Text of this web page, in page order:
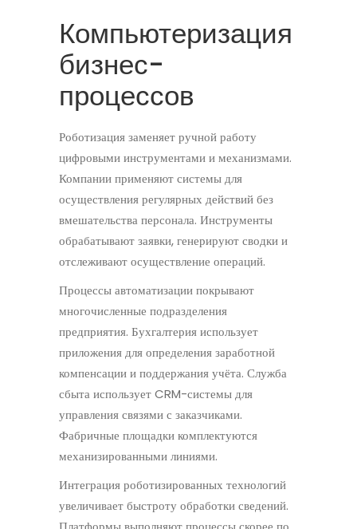
Компьютеризация
бизнес-
процессов
Роботизация заменяет ручной работу
цифровыми инструментами и механизмами.
Компании применяют системы для
осуществления регулярных действий без
вмешательства персонала. Инструменты
обрабатывают заявки, генерируют сводки и
отслеживают осуществление операций.
Процессы автоматизации покрывают
многочисленные подразделения
предприятия. Бухгалтерия использует
приложения для определения заработной
компенсации и поддержания учёта. Служба
сбыта использует CRM-системы для
управления связями с заказчиками.
Фабричные площадки комплектуются
механизированными линиями.
Интеграция роботизированных технологий
увеличивает быстроту обработки сведений.